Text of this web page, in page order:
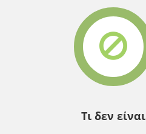
Τι δεν είναι